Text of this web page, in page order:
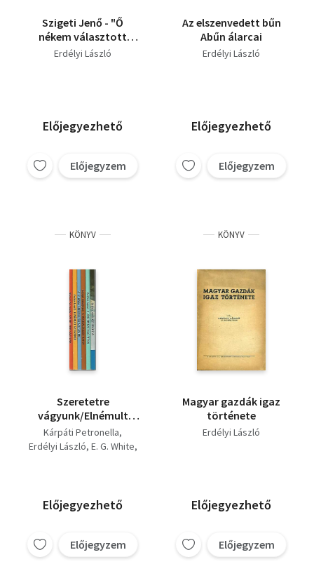
Szigeti Jenő - "Ő
nékem választott
edényem" (100 éve
Erdélyi László
Előjegyezhető
Előjegyzem
Az elszenvedett bűn
Abűn álarcai
Erdélyi László
Előjegyezhető
Előjegyzem
KÖNYV
Szeretetre
vágyunk/Elnémult
szószékek/Ébredés, és
azután mi?/A
Kárpáti Petronella
Erdélyi László E. G. White
Előjegyezhető
Előjegyzem
KÖNYV
Magyar gazdák igaz
története
Erdélyi László
Előjegyezhető
Előjegyzem